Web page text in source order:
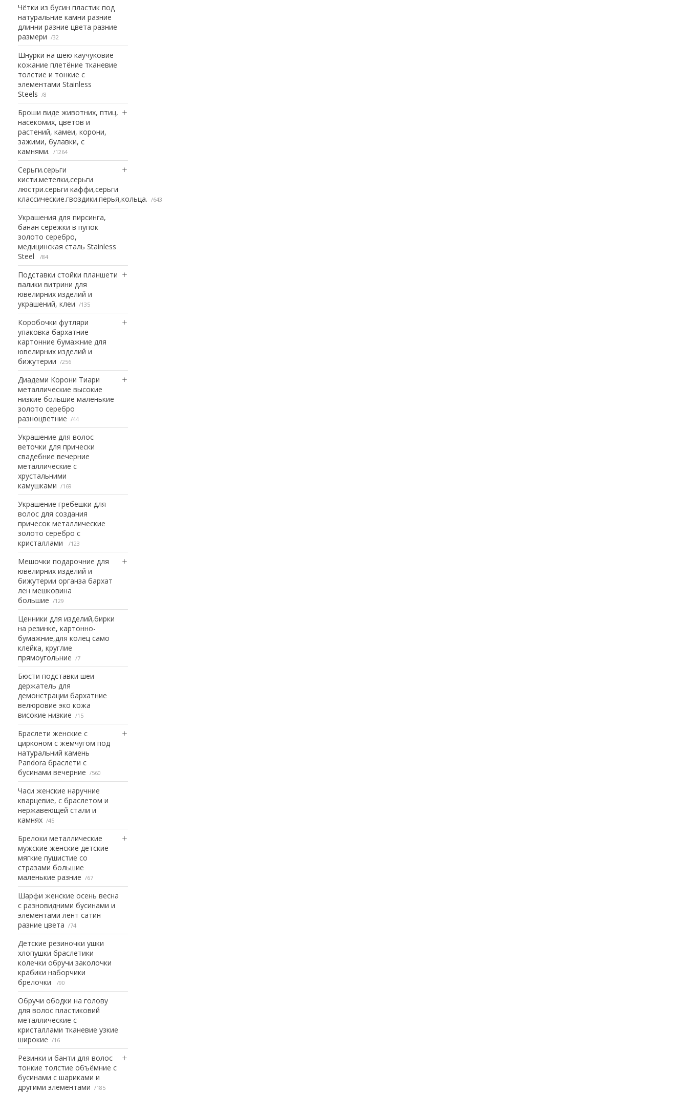
Чётки из бусин пластик под
натуральние камни разние
длинни разние цвета разние
размери
32
Шнурки на шею каучуковие
кожание плетёние тканевие
толстие и тонкие с
элементами Stainless
Steels
8
Броши виде животних, птиц,
насекомих, цветов и
растений, камеи, корони,
зажими, булавки, с
камнями.
1264
Серьги.серьги
кисти.метелки,серьги
люстри.серьги каффи,серьги
классические.гвоздики.перья,кольца.
643
Украшения для пирсинга,
банан сережки в пупок
золото серебро,
медицинская сталь Stainless
Steel
84
Подставки стойки планшети
валики витрини для
ювелирних изделий и
украшений, клеи
135
Коробочки футляри
упаковка бархатние
картонние бумажние для
ювелирних изделий и
бижутерии
256
Диадеми Корони Тиари
металлические высокие
низкие большие маленькие
золото серебро
разноцветние
44
Украшение для волос
веточки для прически
свадебние вечерние
металлические с
хрустальними
камушками
169
Украшение гребешки для
волос для создания
причесок металлические
золото серебро с
кристаллами
123
Мешочки подарочние для
ювелирних изделий и
бижутерии органза бархат
лен мешковина
большие
129
Ценники для изделий,бирки
на резинке, картонно-
бумажние,для колец само
клейка, круглие
прямоугольние
7
Бюсти подставки шеи
держатель для
демонстрации бархатние
велюровие эко кожа
високие низкие
15
Браслети женские с
цирконом с жемчугом под
натуральний камень
Pandora браслети с
бусинами вечерние
560
Часи женские наручние
кварцевие, с браслетом и
нержавеющей стали и
камнях
45
Брелоки металлические
мужские женские детские
мягкие пушистие со
стразами большие
маленькие разние
67
Шарфи женские осень весна
с разновидними бусинами и
элементами лент сатин
разние цвета
74
Детские резиночки ушки
хлопушки браслетики
колечки обручи заколочки
крабики наборчики
брелочки
90
Обручи ободки на голову
для волос пластиковий
металлические с
кристаллами тканевие узкие
широкие
16
Резинки и банти для волос
тонкие толстие объёмние с
бусинами с шариками и
другими элементами
185